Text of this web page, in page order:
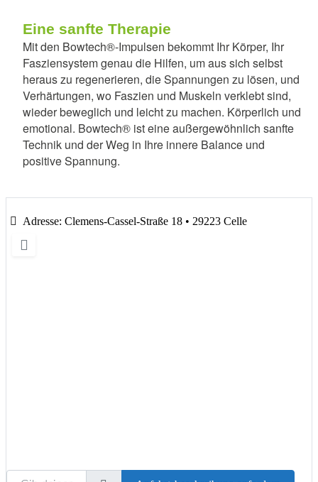
Eine sanfte Therapie
Mit den Bowtech®-Impulsen bekommt Ihr Körper, Ihr
Fasziensystem genau die Hilfen, um aus sich selbst
heraus zu regenerieren, die Spannungen zu lösen, und
Verhärtungen, wo Faszien und Muskeln verklebt sind,
wieder beweglich und leicht zu machen. Körperlich und
emotional. Bowtech® ist eine außergewöhnlich sanfte
Technik und der Weg in Ihre innere Balance und
positive Spannung.
Adresse: Clemens-Cassel-Straße 18 • 29223 Celle
Gib deinen Standort ein.